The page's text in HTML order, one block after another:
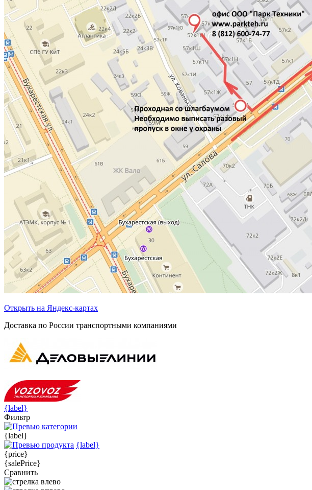
Открыть на Яндекс-картах
Доставка по России транспортными компаниями
{label}
Фильтр
{label}
{label}
{price}
{salePrice}
Сравнить